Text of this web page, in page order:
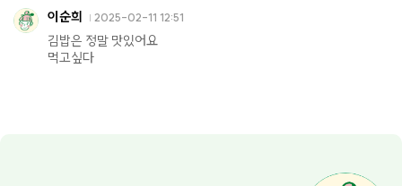
이순희 2025-02-11 12:51
김밥은 정말 맛있어요
먹고싶다